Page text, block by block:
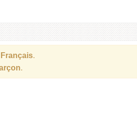
Français.
.